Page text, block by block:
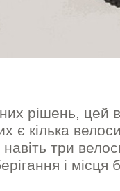
рішень, цей
є кілька
три
і місця